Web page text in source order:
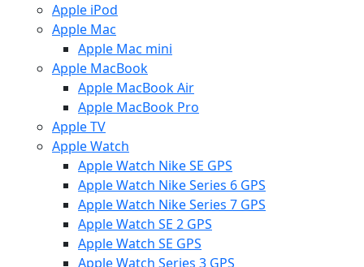
Apple iPod
Apple Mac
Apple Mac mini
Apple MacBook
Apple MacBook Air
Apple MacBook Pro
Apple TV
Apple Watch
Apple Watch Nike SE GPS
Apple Watch Nike Series 6 GPS
Apple Watch Nike Series 7 GPS
Apple Watch SE 2 GPS
Apple Watch SE GPS
Apple Watch Series 3 GPS